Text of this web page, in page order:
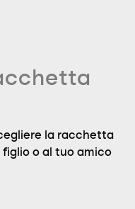
la racchetta
o al tuo amico